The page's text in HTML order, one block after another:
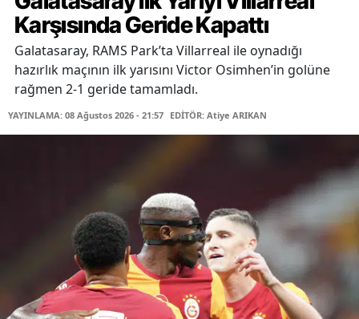
Karşısında Geride Kapattı
Galatasaray, RAMS Park’ta Villarreal ile oynadığı
hazırlık maçının ilk yarısını Victor Osimhen’in golüne
rağmen 2-1 geride tamamladı.
YAYINLAMA: 08 Ağustos 2026 - 21:57 EDİTÖR: Atiye ARIKAN